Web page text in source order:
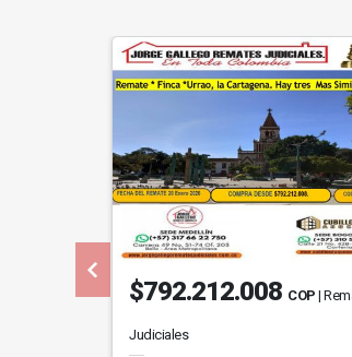
$792.212.008 COP |
Judiciales